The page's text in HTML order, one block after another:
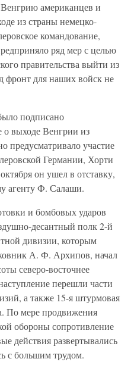
американцев и
из страны немецко-
командование,
ряд мер с целью
правительства выйти из
фронт для наших войск не
подписано
о выходе Венгрии из
предусматривало участие
Германии, Хорти
он ушел в отставку,
агенту Ф. Салаши.
и бомбовых ударов
десантный полк 2-й
дивизии, которым
А. Ф. Архипов, начал
северо-восточнее
перешли части
а также 15-я штурмовая
По мере продвижения
обороны сопротивление
действия развертывались
с большим трудом.